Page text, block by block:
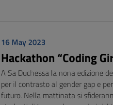
16 May 2023
Hackathon “Coding
A Sa Duchessa la nona edizione
per il contrasto al gender gap e
futuro. Nella mattinata si